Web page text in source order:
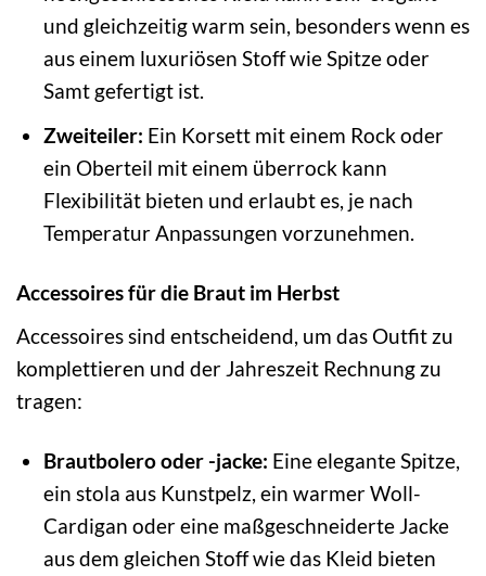
und gleichzeitig warm sein, besonders wenn es
aus einem luxuriösen Stoff wie Spitze oder
Samt gefertigt ist.
Zweiteiler: Ein Korsett mit einem Rock oder
ein Oberteil mit einem überrock kann
Flexibilität bieten und erlaubt es, je nach
Temperatur Anpassungen vorzunehmen.
Accessoires für die Braut im Herbst
Accessoires sind entscheidend, um das Outfit zu
komplettieren und der Jahreszeit Rechnung zu
tragen:
Brautbolero oder -jacke: Eine elegante Spitze,
ein stola aus Kunstpelz, ein warmer Woll-
Cardigan oder eine maßgeschneiderte Jacke
aus dem gleichen Stoff wie das Kleid bieten